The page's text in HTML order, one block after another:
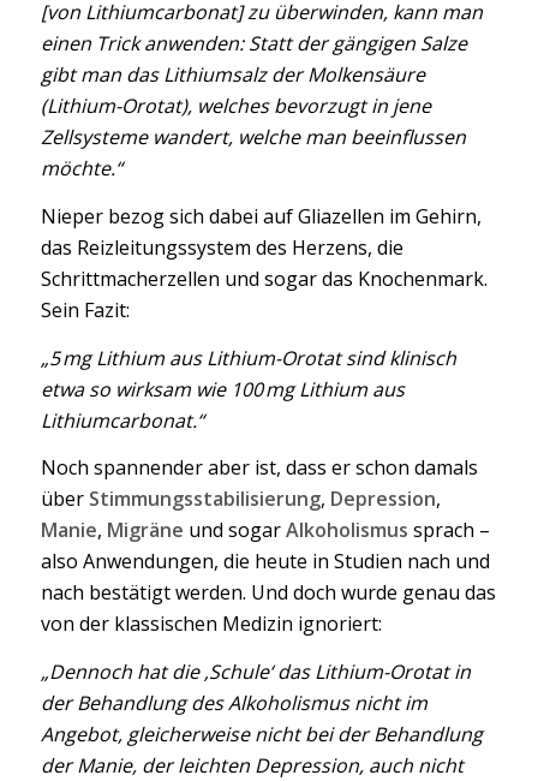
[von Lithiumcarbonat] zu überwinden, kann man
einen Trick anwenden: Statt der gängigen Salze
gibt man das Lithiumsalz der Molkensäure
(Lithium-Orotat), welches bevorzugt in jene
Zellsysteme wandert, welche man beeinflussen
möchte.“
Nieper bezog sich dabei auf Gliazellen im Gehirn,
das Reizleitungssystem des Herzens, die
Schrittmacherzellen und sogar das Knochenmark.
Sein Fazit:
„5 mg Lithium aus Lithium-Orotat sind klinisch
etwa so wirksam wie 100 mg Lithium aus
Lithiumcarbonat.“
Noch spannender aber ist, dass er schon damals
über Stimmungsstabilisierung, Depression,
Manie, Migräne und sogarAlkoholismus sprach –
also Anwendungen, die heute in Studien nach und
nach bestätigt werden. Und doch wurde genau das
von der klassischen Medizin ignoriert:
„Dennoch hat die ‚Schule‘ das Lithium-Orotat in
der Behandlung des Alkoholismus nicht im
Angebot, gleicherweise nicht bei der Behandlung
der Manie, der leichten Depression, auch nicht